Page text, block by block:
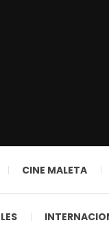
CINE MALETA